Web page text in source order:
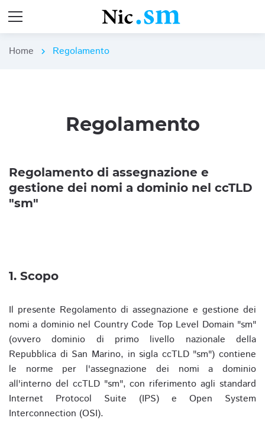
Home chevron_right Regolamento
Regolamento
Regolamento di assegnazione e
gestione dei nomi a dominio nel ccTLD
"sm"
1. Scopo
Il presente Regolamento di assegnazione e gestione dei
nomi a dominio nel Country Code Top Level Domain "sm"
(ovvero dominio di primo livello nazionale della
Repubblica di San Marino, in sigla ccTLD "sm") contiene
le norme per l'assegnazione dei nomi a dominio
all'interno del ccTLD "sm", con riferimento agli standard
Internet Protocol Suite (IPS) e Open System
Interconnection (OSI).